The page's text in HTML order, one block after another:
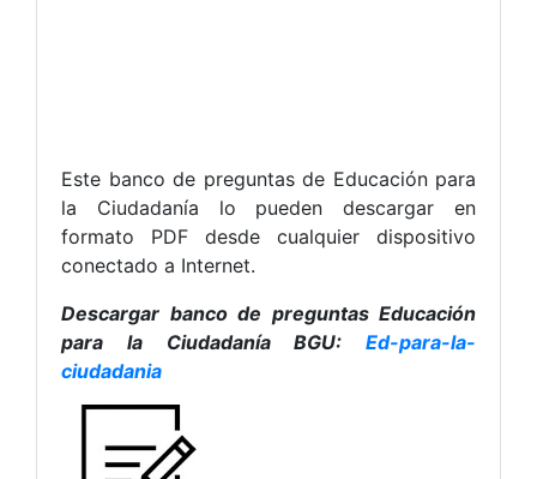
Este banco de preguntas de Educación para
la Ciudadanía lo pueden descargar en
formato PDF desde cualquier dispositivo
conectado a Internet.
Descargar banco de preguntas Educación
para la Ciudadanía BGU: Ed-para-la-
ciudadania